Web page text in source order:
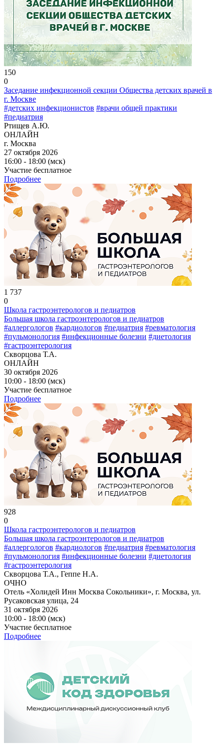
150
0
Заседание инфекционной секции Общества детских врачей в
г. Москве
#детских инфекционистов #врачи общей практики
#педиатрия
Ртищев А.Ю.
ОНЛАЙН
г. Москва
27 октября 2026
16:00 - 18:00 (мск)
Участие бесплатное
Подробнее
1 737
0
Школа гастроэнтерологов и педиатров
Большая школа гастроэнтерологов и педиатров
#аллергологов #кардиологов #педиатрия #ревматология
#пульмонология #инфекционные болезни #диетология
#гастроэнтерология
Скворцова Т.А.
ОНЛАЙН
30 октября 2026
10:00 - 18:00 (мск)
Участие бесплатное
Подробнее
928
0
Школа гастроэнтерологов и педиатров
Большая школа гастроэнтерологов и педиатров
#аллергологов #кардиологов #педиатрия #ревматология
#пульмонология #инфекционные болезни #диетология
#гастроэнтерология
Скворцова Т.А., Геппе Н.А.
ОЧНО
Отель «Холидей Инн Москва Сокольники», г. Москва, ул.
Русаковская улица, 24
31 октября 2026
10:00 - 18:00 (мск)
Участие бесплатное
Подробнее